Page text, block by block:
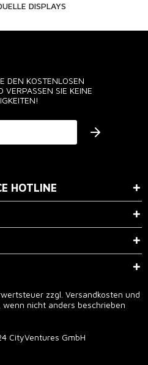
DISPLAYS
DEN KOSTENLOSEN
VERPASSEN SIE KEINE
HOTLINE
zzgl. Versandkosten und
nicht anders beschrieben
CityVentures GmbH